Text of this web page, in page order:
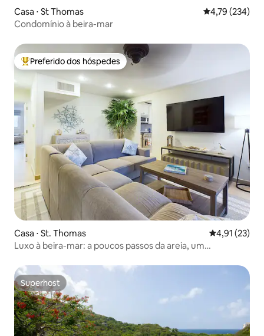
Casa ⋅ St Thomas 4,79 de uma
4,79 (234)
Condomínio à beira-mar
Entre os melhores preferidos dos hóspedes
Preferido dos hóspedes
Casa ⋅ St. Thomas 4,91 de uma
4,91 (23)
Luxo à beira-mar: a poucos passos da areia, um
Superhost
Superhost